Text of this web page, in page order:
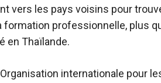
vers les pays voisins pour
formation professionnelle, plus
en Thaïlande.
internationale pour